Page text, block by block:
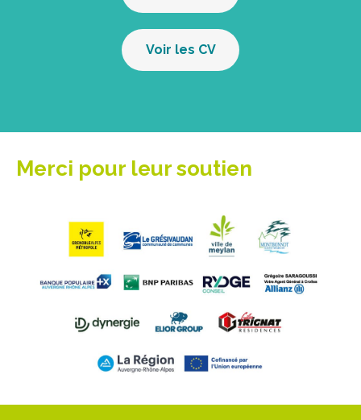
Voir les CV
Merci pour leur soutien